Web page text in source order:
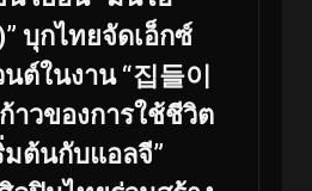
บุกไทยจัดเอ็กซ์
ต์ในงาน “집들이
าวของการใช้ชีวิต
มต้นกับแอลจี”